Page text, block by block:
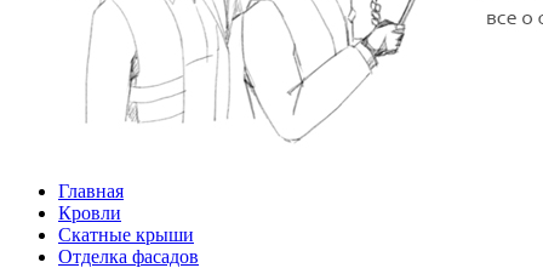
Главная
Кровли
Скатные крыши
Отделка фасадов